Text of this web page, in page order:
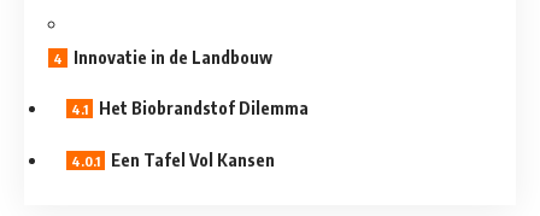
Innovatie in de Landbouw
Het Biobrandstof Dilemma
Een Tafel Vol Kansen